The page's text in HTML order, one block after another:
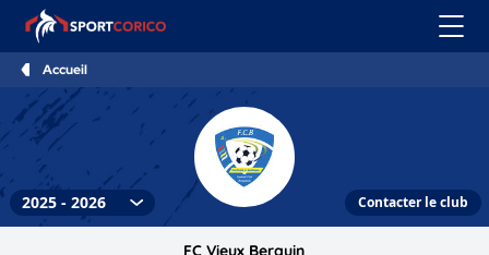
Accueil
Contacter le club
FC Vieux Berquin